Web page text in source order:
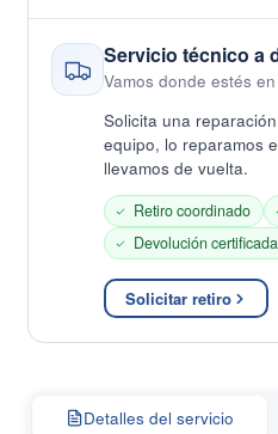
Servicio técnico a
Vamos donde estés
Solicita una
equipo, lo reparamos
llevamos de vuelta.
Retiro coordinado
Devolución certificada
Solicitar retiro
Detalles del servicio